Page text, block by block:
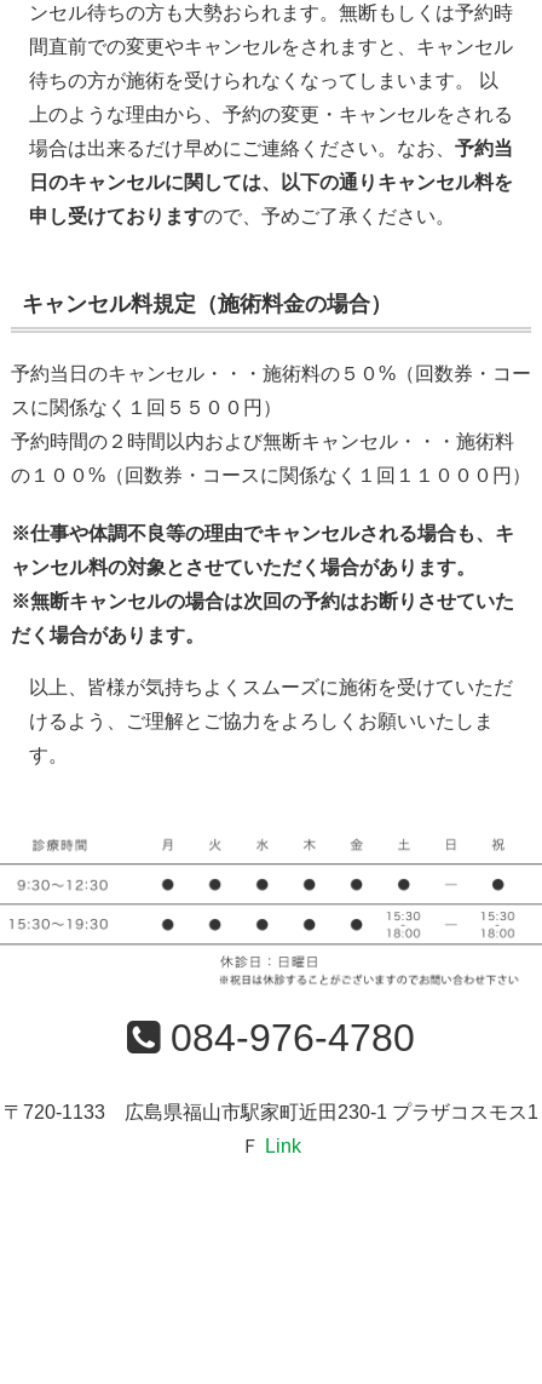
ンセル待ちの方も大勢おられます。無断もしくは予約時
間直前での変更やキャンセルをされますと、キャンセル
待ちの方が施術を受けられなくなってしまいます。 以
上のような理由から、予約の変更・キャンセルをされる
場合は出来るだけ早めにご連絡ください。なお、 予約当
日のキャンセルに関しては、以下の通りキャンセル料を
申し受けておりますので、予めご了承ください。
キャンセル料規定（施術料金の場合）
予約当日のキャンセル・・・施術料の５０%（回数券・コー
スに関係なく１回５５００円）
予約時間の２時間以内および無断キャンセル・・・施術料
の１００%（回数券・コースに関係なく１回１１０００円）
※仕事や体調不良等の理由でキャンセルされる場合も、キ
ャンセル料の対象とさせていただく場合があります。
※無断キャンセルの場合は次回の予約はお断りさせていた
だく場合があります。
以上、皆様が気持ちよくスムーズに施術を受けていただ
けるよう、ご理解とご協力をよろしくお願いいたしま
す。
084-976-4780
〒720-1133 広島県福山市駅家町近田230-1 プラザコスモス1
Ｆ
Link